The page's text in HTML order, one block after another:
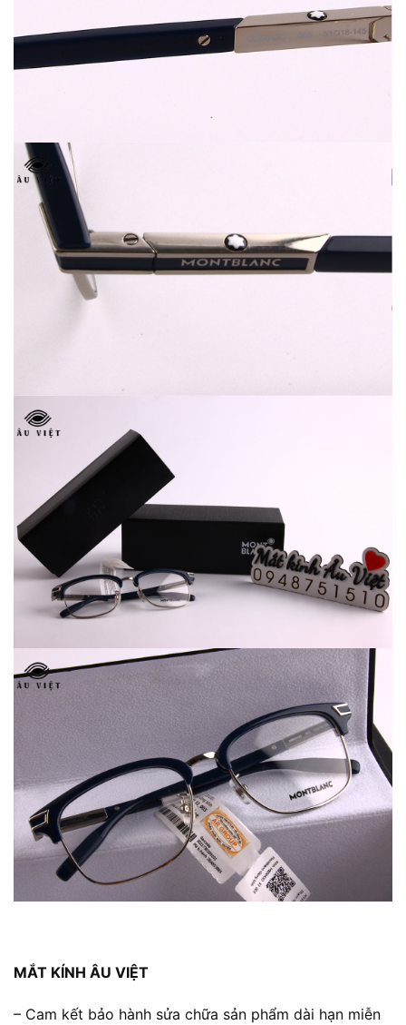
MẮT KÍNH ÂU VIỆT
– Cam kết bảo hành sửa chữa sản phẩm dài hạn miễn